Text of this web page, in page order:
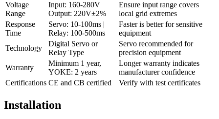
Voltage
Range
Input: 160-280V
Output: 220V±2%
Ensure input range covers
local grid extremes
Response
Time
Servo: 10-100ms |
Relay: 100-500ms
Faster is better for sensitive
equipment
Technology
Digital Servo or
Relay Type
Servo recommended for
precision equipment
Warranty
Minimum 1 year,
YOKE: 2 years
Longer warranty indicates
manufacturer confidence
Certifications CE and CB certified Verify with test certificates
Installation